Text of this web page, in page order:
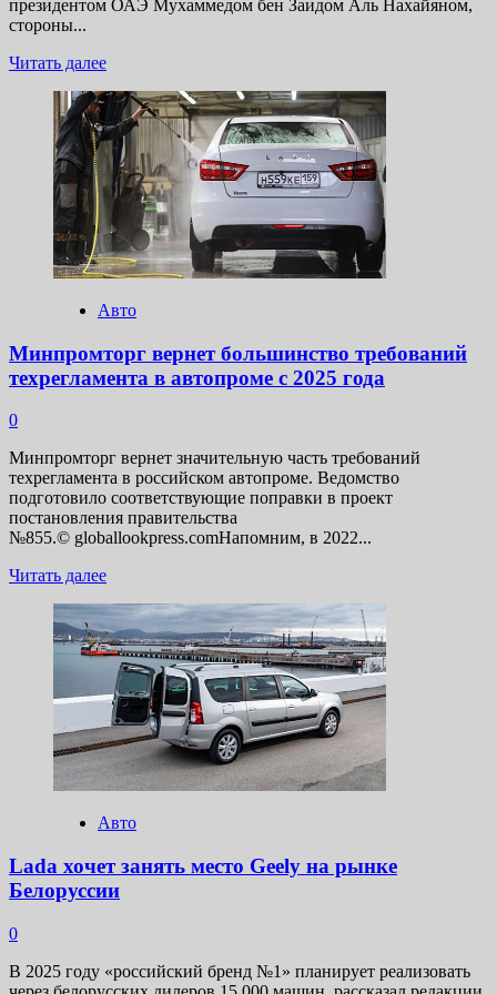
президентом ОАЭ Мухаммедом бен Заидом Аль Нахайяном,
стороны...
Читать далееПрочитать
о
В
Кремле
состоялись
переговоры
президентов
России
и
ОАЭ
Владимира
и
бен
Заида
Авто
Минпромторг вернет большинство требований
техрегламента в автопроме с 2025 года
0
Минпромторг вернет значительную часть требований
техрегламента в российском автопроме. Ведомство
подготовило соответствующие поправки в проект
постановления правительства
№855.© globallookpress.comНапомним, в 2022...
Читать далееПрочитать
о
Минпромторг
вернет
большинство
требований
техрегламента
в автопроме
с 2025
года
Авто
Lada хочет занять место Geely на рынке
Белоруссии
0
В 2025 году «российский бренд №1» планирует реализовать